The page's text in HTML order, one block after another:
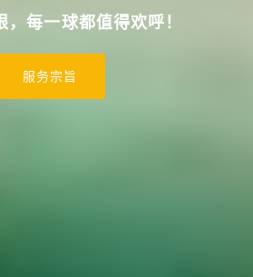
，每一球都值得欢呼！
服务宗旨